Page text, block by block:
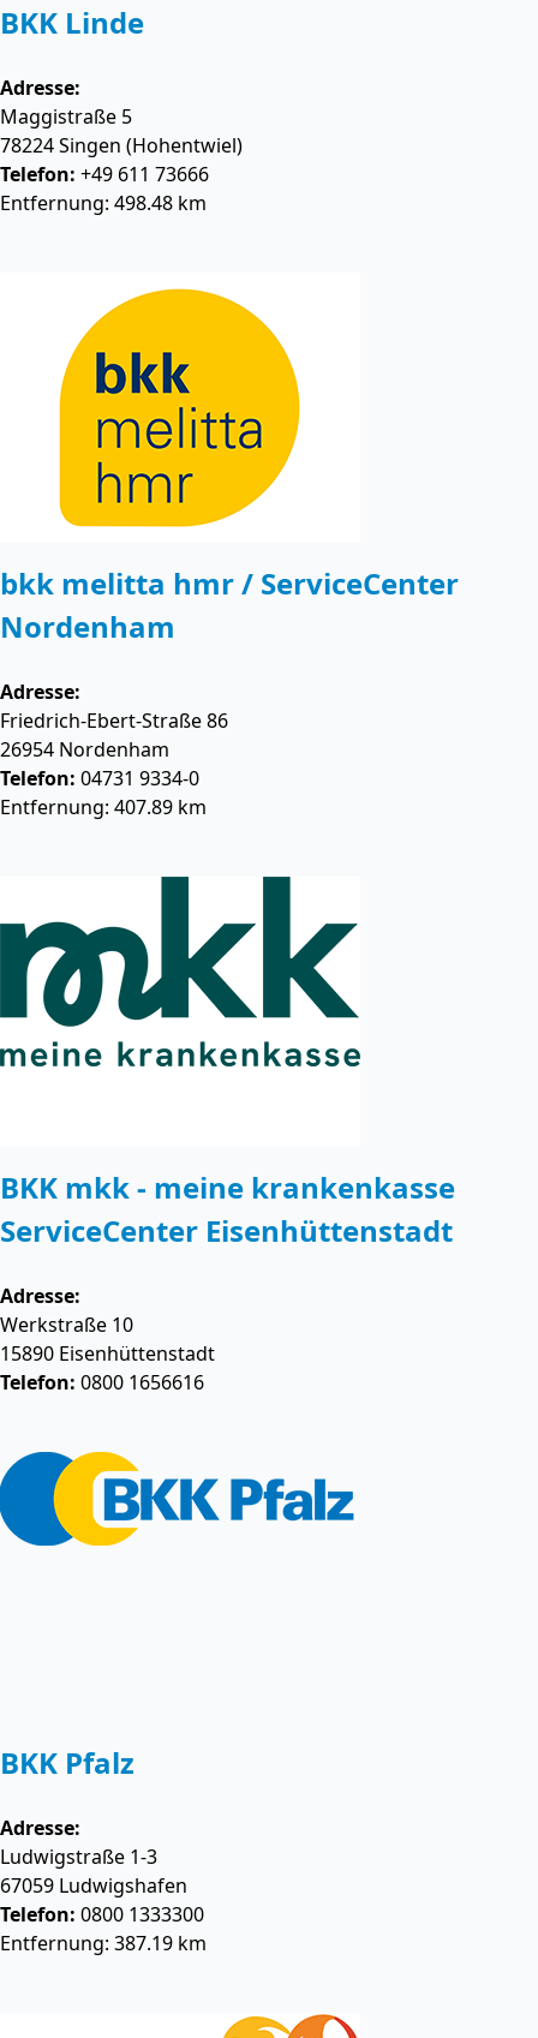
BKK Linde
Adresse:
Maggistraße 5
78224Singen (Hohentwiel)
Telefon: +49 611 73666
Entfernung: 498.48 km
bkk melitta hmr / ServiceCenter
Nordenham
Adresse:
Friedrich-Ebert-Straße 86
26954 Nordenham
Telefon: 04731 9334-0
Entfernung: 407.89 km
BKK mkk - meine krankenkasse
ServiceCenter Eisenhüttenstadt
Adresse:
Werkstraße 10
15890 Eisenhüttenstadt
Telefon: 0800 1656616
BKK Pfalz
Adresse:
Ludwigstraße 1-3
67059 Ludwigshafen
Telefon: 0800 1333300
Entfernung: 387.19 km